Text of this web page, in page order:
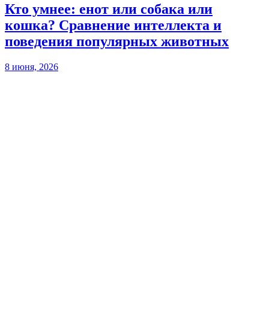
Кто умнее: енот или собака или
кошка? Сравнение интеллекта и
поведения популярных животных
8 июня, 2026